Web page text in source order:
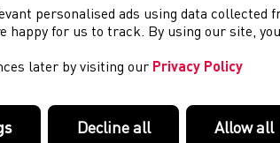
derbyn y wobr yn y gorffennol.
DOLENNI DIDDOROL
personalised ads using data collected
happy for us to track. By using our site,
later by visiting our Privacy Policy
Decline all Allow all